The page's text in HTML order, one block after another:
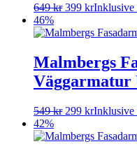
649kr 399 krInklusive
46%
Malmbergs
Väggarmatur
549kr 299 krInklusive
42%